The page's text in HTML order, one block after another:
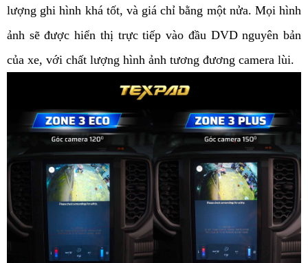
lượng ghi hình khá tốt, và giá chỉ bằng một nửa. Mọi hình
ảnh sẽ được hiển thị trực tiếp vào đầu DVD nguyên bản
của xe, với chất lượng hình ảnh tương đương camera lùi.